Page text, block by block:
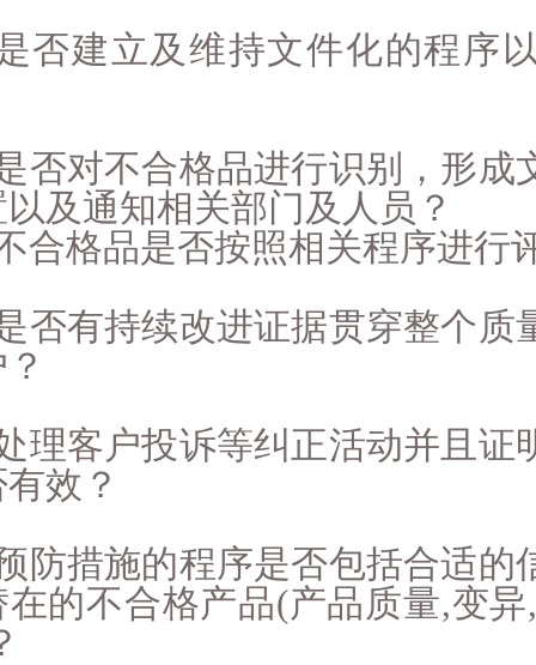
否建立及维持文件化的程序
否对不合格品进行识别，形成
及通知相关部门及人员？
合格品是否按照相关程序进行
否有持续改进证据贯穿整个质
理客户投诉等纠正活动并且证
效？
防措施的程序是否包括合适的
在的不合格产品(产品质量,变